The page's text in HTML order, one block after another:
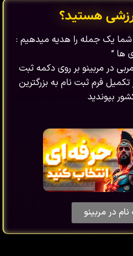
هستید؟
شما یک جمله را هدیه میدهیم :
ها “
در مربینو بر روی دکمه ثبت
فرم ثبت نام به بزرگترین
بپوندید
در مربینو